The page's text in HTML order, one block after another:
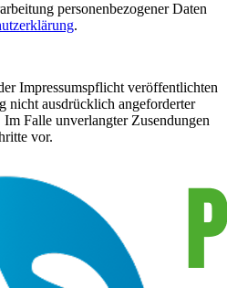
personenbezogener Daten
.
Impressumspflicht veröffentlichten
nicht ausdrücklich angeforderter
Falle unverlangter Zusendungen
vor.